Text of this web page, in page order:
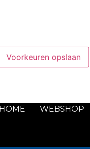
Voorkeuren opslaan
HOME WEBSHOP